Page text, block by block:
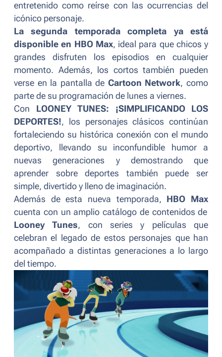
entretenido como reírse con las ocurrencias del
icónico personaje.
La segunda temporada completa ya está
disponible en HBO Max, ideal para que chicos y
grandes disfruten los episodios en cualquier
momento. Además, los cortos también pueden
verse en la pantalla de Cartoon Network, como
parte de su programación de lunes a viernes.
Con LOONEY TUNES: ¡SIMPLIFICANDO LOS
DEPORTES!, los personajes clásicos continúan
fortaleciendo su histórica conexión con el mundo
deportivo, llevando su inconfundible humor a
nuevas generaciones y demostrando que
aprender sobre deportes también puede ser
simple, divertido y lleno de imaginación.
Además de esta nueva temporada, HBO Max
cuenta con un amplio catálogo de contenidos de
Looney Tunes, con series y películas que
celebran el legado de estos personajes que han
acompañado a distintas generaciones a lo largo
del tiempo.